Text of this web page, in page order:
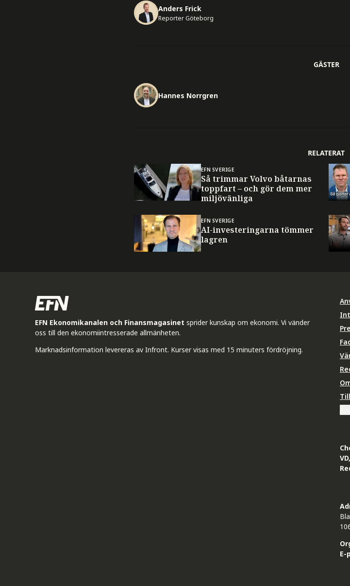
Anders Frick
Reporter Göteborg
GÄSTER
Hannes Norrgren
RELATERAT
EFN SVERIGE
Så trimmar Volvo båtarnas
toppfart – och gör dem mer
miljövänliga
EFN SVERIGE
AI-investeringarna tömmer
lagren
EFN Ekonomikanalen och Finansmagasinet sprider kunskap om ekonomi. Vi vänder
oss till den ekonomiintresserade allmänheten.
Marknadsinformation levereras av Infront. Kurser visas med 15 minuters fördröjning.
E-